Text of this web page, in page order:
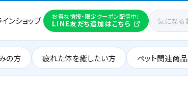
ンショップ お得な情報・限定クーポン配信中！
LINE友だち追加はこちら
の方 疲れた体を癒したい方 ペット関連商品